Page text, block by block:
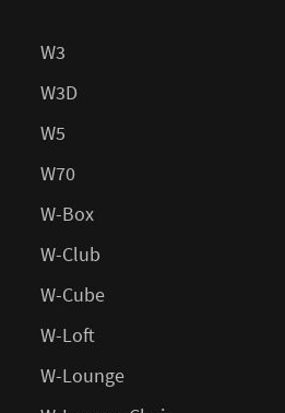
W3
W3D
W5
W70
W-Box
W-Club
W-Cube
W-Loft
W-Lounge